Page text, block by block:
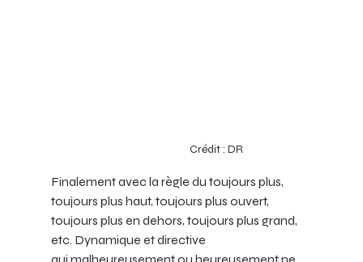
Crédit : DR
Finalement avec la règle du toujours plus,
toujours plus haut, toujours plus ouvert,
toujours plus en dehors, toujours plus grand,
etc. Dynamique et directive
qui malheureusement ou heureusement ne